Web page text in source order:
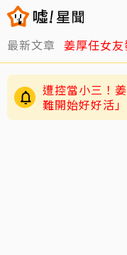
最新文章 姜厚任女友
遭控當小三！
難開始好好活」